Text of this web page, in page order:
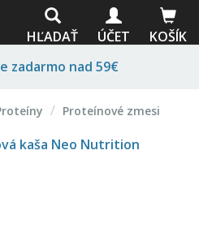
KOŠÍK
ÚČET
HĽADAŤ
zadarmo nad 59€
kvalita
poradenstvo
Proteínové zmesi